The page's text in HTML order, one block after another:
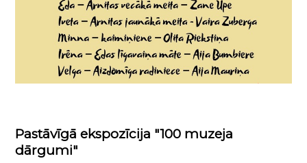
Pastāvīgā ekspozīcija "100 muzeja
dārgumi"